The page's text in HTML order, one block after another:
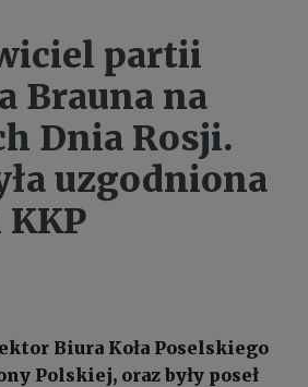
partii
Brauna na
Dnia Rosji.
uzgodniona
Biura Koła Poselskiego
Polskiej, oraz były poseł